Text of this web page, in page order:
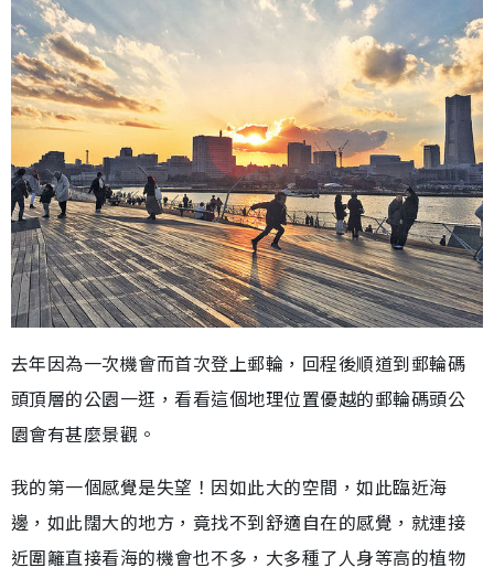
去年因為一次機會而首次登上郵輪，回程後順道到郵輪碼
頭頂層的公園一逛，看看這個地理位置優越的郵輪碼頭公
園會有甚麼景觀。
我的第一個感覺是失望！因如此大的空間，如此臨近海
邊，如此闊大的地方，竟找不到舒適自在的感覺，就連接
近圍籬直接看海的機會也不多，大多種了人身等高的植物